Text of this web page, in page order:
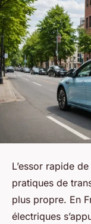
L’essor rapide
pratiques de
plus propre. En
électriques